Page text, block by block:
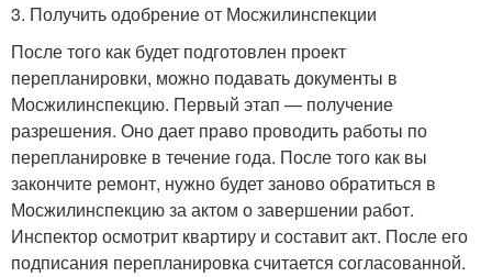
3. Получить одобрение от Мосжилинспекции
После того как будет подготовлен проект
перепланировки, можно подавать документы в
Мосжилинспекцию. Первый этап — получение
разрешения. Оно дает право проводить работы по
перепланировке в течение года. После того как вы
закончите ремонт, нужно будет заново обратиться в
Мосжилинспекцию за актом о завершении работ.
Инспектор осмотрит квартиру и составит акт. После его
подписания перепланировка считается согласованной.